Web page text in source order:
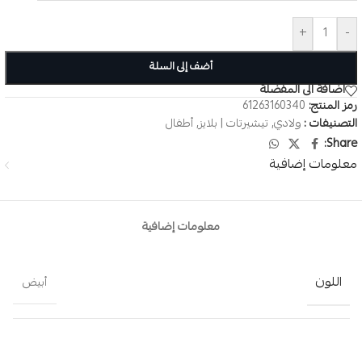
-
+
أضف إلى السلة
اضافة الى المفضلة
رمز المنتج: 61263160340
التصنيفات : ولادي, تيشيرتات | بلايز,أطفال
Share:
معلومات إضافية
معلومات إضافية
اللون أبيض